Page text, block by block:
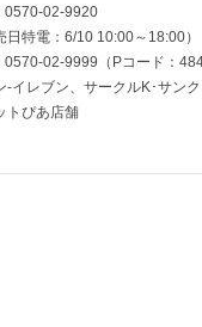
0570-02-9920
日特電：6/10 10:00～18:00）
0570-02-9999（Pコード：
-イレブン、サークルK･サン
トぴあ店舗